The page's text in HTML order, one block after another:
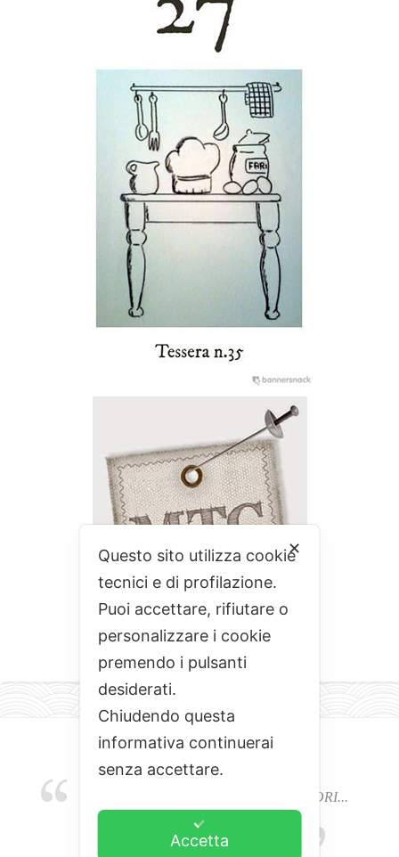
EMOZIONI, COLORI, ODORI E SAPORI...
L'ALCHIMIA DEL BUON CIBO
✕
Questo sito utilizza cookie
tecnici e di profilazione.
Puoi accettare, rifiutare o
personalizzare i cookie
premendo i pulsanti
desiderati.
Chiudendo questa
informativa continuerai
senza accettare.
Accetta